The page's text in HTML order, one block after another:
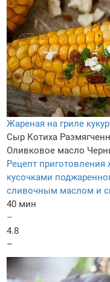
Жареная на гриле
Сыр Котиха
Оливковое масло
Рецепт приготовления
кусочками
сливочным маслом и
40 мин
–
4.8
–